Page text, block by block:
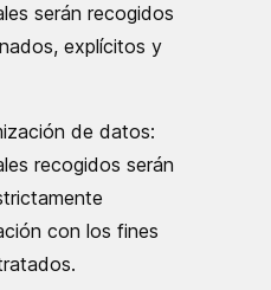
serán recogidos
explícitos y
de datos:
recogidos serán
con los fines